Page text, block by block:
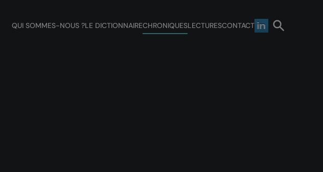
QUI SOMMES-NOUS ?LE DICTIONNAIRECHRONIQUESLECTURESCONTACT